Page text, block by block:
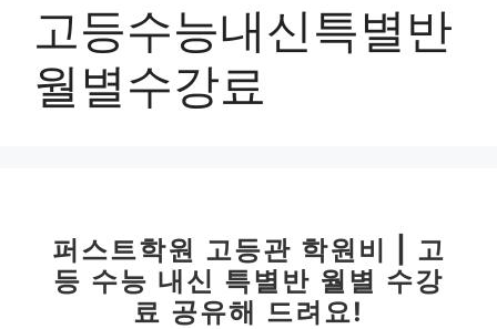
고등수능내신특별반
월별수강료
퍼스트학원 고등관 학원비 | 고
등 수능 내신 특별반 월별 수강
료 공유해 드려요!